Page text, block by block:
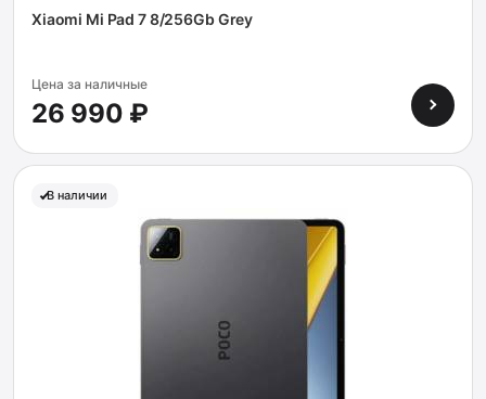
Xiaomi Mi Pad 7 8/256Gb Grey
Цена за наличные
26 990 ₽
В наличии